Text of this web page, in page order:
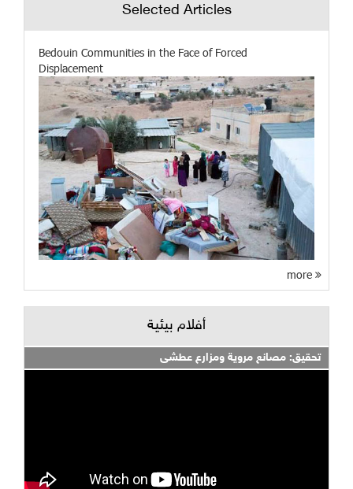
Selected Articles
Bedouin Communities in the Face of Forced
Displacement
أفلام بيئية
تحقيق: مصانع مروية ومزارع عطشى